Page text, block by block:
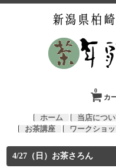
カ
0
ホーム 当店につ
お茶講座
ワークショ
4/27（日）お茶さろん